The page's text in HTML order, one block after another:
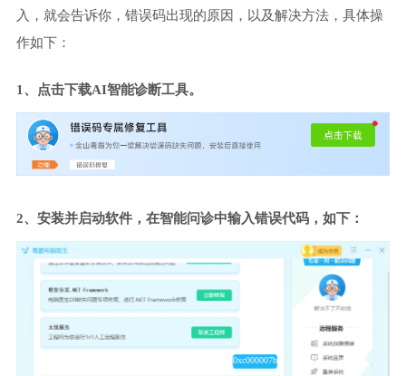
入，就会告诉你，错误码出现的原因，以及解决方法，具体操
作如下：
1、点击下载AI智能诊断工具。
2、安装并启动软件，在智能问诊中输入错误代码，如下：
0xc000007b